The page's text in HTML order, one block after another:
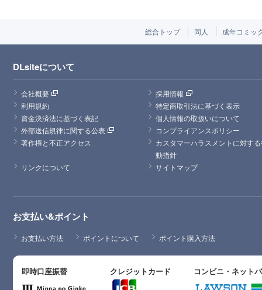
総合トップ 同人 成年コミッ
DLsiteについて
会社概要
採用情報
利用規約
特定商取引法に基づく表示
資金決済法に基づく表記
個人情報の取扱いについて
外部送信規律に関する公表
コンプライアンスポリシー
著作権と不正アクセス
カスタマーハラスメントに対す
動指針
リンクについて
サイトマップ
お支払い&ポイント
お支払い方法 ポイントについて ポイント購入方法
即時口座振替 クレジットカード コンビニ・ネット